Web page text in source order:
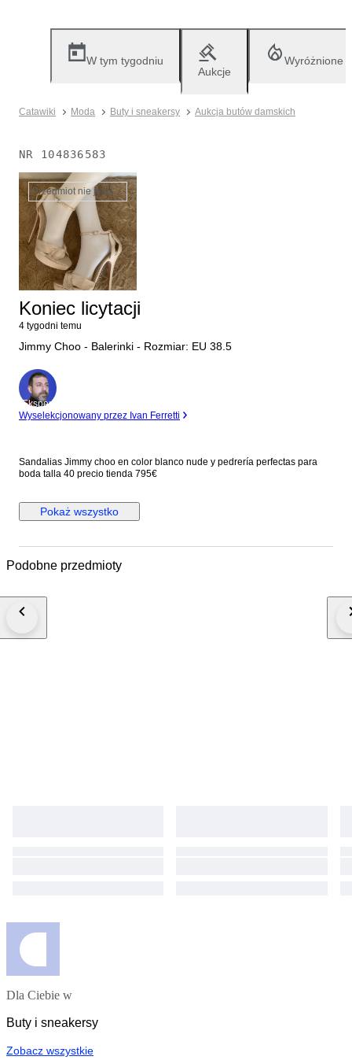
W tym tygodniu
Aukcje
Wyróżnione
Catawiki Moda Buty i sneakersy Aukcja butów damskich
NR 104836583
Przedmiot nie jest już dostępny
Koniec licytacji
4 tygodni temu
Jimmy Choo - Balerinki - Rozmiar: EU 38.5
Ekspert
Wyselekcjonowany przez Ivan Ferretti
Sandalias Jimmy choo en color blanco nude y pedrería perfectas para
boda talla 40 precio tienda 795€
Pokaż wszystko
Podobne przedmioty
Dla Ciebie w
Buty i sneakersy
Zobacz wszystkie